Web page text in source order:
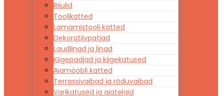
Riiulid
Toolikatted
Lamamistooli katted
Dekoratiivpatjad
Laudlinad ja linad
Kiigepadjad ja kiigekatused
Aiamööbli katted
Terrassivaibad ja rõduvaibad
Varikatused ja aiatelgid